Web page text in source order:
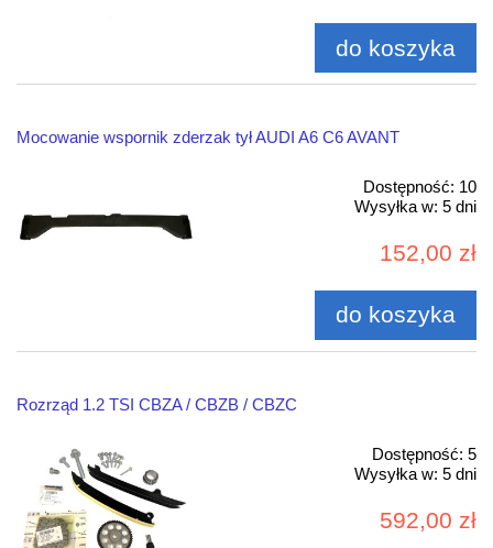
do koszyka
Mocowanie wspornik zderzak tył AUDI A6 C6 AVANT
Dostępność: 10
Wysyłka w: 5 dni
152,00 zł
do koszyka
Rozrząd 1.2 TSI CBZA / CBZB / CBZC
Dostępność: 5
Wysyłka w: 5 dni
592,00 zł